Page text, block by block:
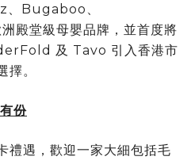
Bugaboo、
殿堂級母嬰品牌，並首度將
及 Tavo 引入香港市
擇。
份
禮遇，歡迎一家大細包括毛